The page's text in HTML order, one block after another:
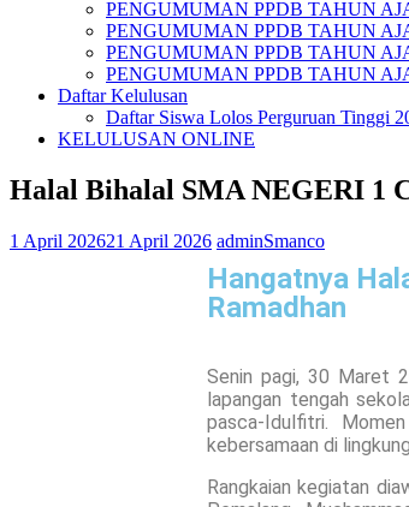
PENGUMUMAN PPDB TAHUN
PENGUMUMAN PPDB TAHUN
PENGUMUMAN PPDB TAHUN
PENGUMUMAN PPDB TAHUN
Daftar Kelulusan
Daftar Siswa Lolos Perguruan Tinggi
KELULUSAN ONLINE
Halal Bihalal SMA NEGERI 1
1 April 202621 April 2026 adminSmanco
Hangatnya
Ramadhan
Senin pagi, 30 Maret
lapangan tengah
pasca-Idulfitri.
kebersamaan di
Rangkaian kegiatan